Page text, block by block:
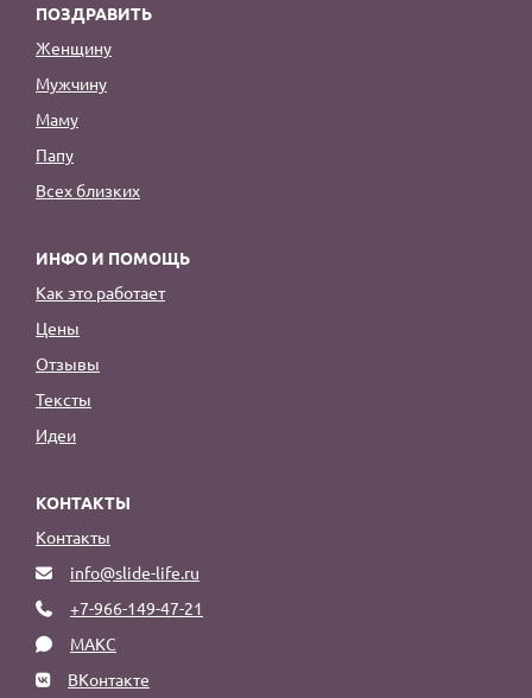
ПОЗДРАВИТЬ
Женщину
Мужчину
Маму
Папу
Всех близких
ИНФО И ПОМОЩЬ
Как это работает
Цены
Отзывы
Тексты
Идеи
КОНТАКТЫ
Контакты
info@slide-life.ru
+7-966-149-47-21
МАКС
ВКонтакте